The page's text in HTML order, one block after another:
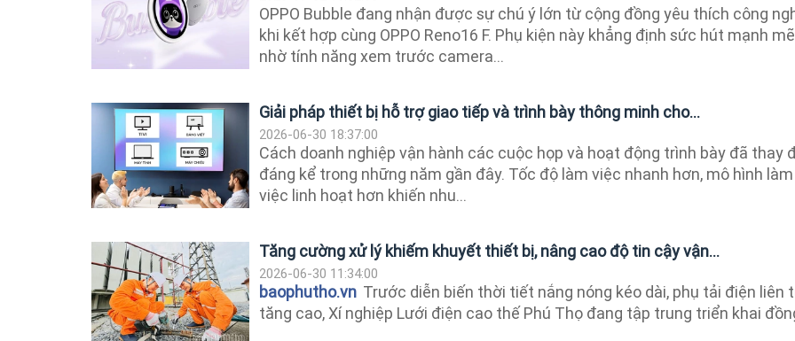
OPPO Bubble đang nhận được sự chú ý lớn từ cộng đồng yêu thích công
khi kết hợp cùng OPPO Reno16 F. Phụ kiện này khẳng định sức hút mạnh mẽ
nhờ tính năng xem trước camera...
Giải pháp thiết bị hỗ trợ giao tiếp và trình bày thông minh cho...
2026-06-30 18:37:00
Cách doanh nghiệp vận hành các cuộc họp và hoạt động trình bày đã thay
đáng kể trong những năm gần đây. Tốc độ làm việc nhanh hơn, mô hình làm
việc linh hoạt hơn khiến nhu...
Tăng cường xử lý khiếm khuyết thiết bị, nâng cao độ tin cậy vận...
2026-06-30 11:34:00
baophutho.vn Trước diễn biến thời tiết nắng nóng kéo dài, phụ tải điện liên
tăng cao, Xí nghiệp Lưới điện cao thế Phú Thọ đang tập trung triển khai